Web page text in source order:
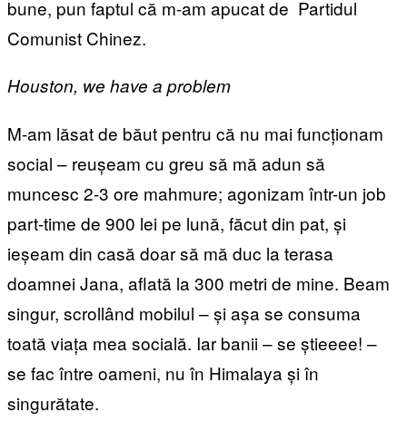
bune, pun faptul că m-am apucat de Partidul
Comunist Chinez.
Houston, we have a problem
M-am lăsat de băut pentru că nu mai funcționam
social – reușeam cu greu să mă adun să
muncesc 2-3 ore mahmure; agonizam într-un job
part-time de 900 lei pe lună, făcut din pat, și
ieșeam din casă doar să mă duc la terasa
doamnei Jana, aflată la 300 metri de mine. Beam
singur, scrollând mobilul – și așa se consuma
toată viața mea socială. Iar banii – se știeeee! –
se fac între oameni, nu în Himalaya și în
singurătate.